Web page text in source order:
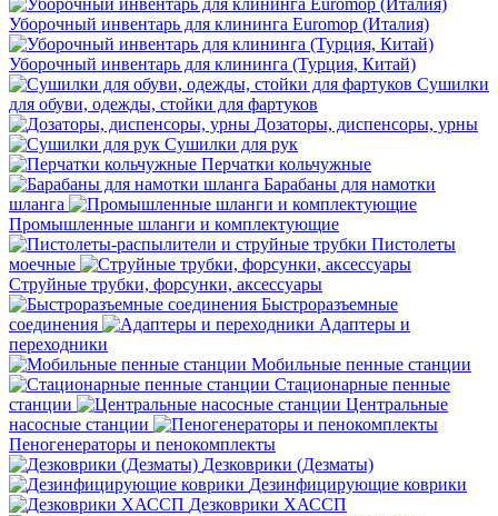
Уборочный инвентарь для клининга Euromop (Италия)
Уборочный инвентарь для клининга (Турция, Китай)
Сушилки
для обуви, одежды, стойки для фартуков
Дозаторы, диспенсоры, урны
Сушилки для рук
Перчатки кольчужные
Барабаны для намотки
шланга
Промышленные шланги и комплектующие
Пистолеты
моечные
Струйные трубки, форсунки, аксессуары
Быстроразъемные
соединения
Адаптеры и
переходники
Мобильные пенные станции
Стационарные пенные
станции
Центральные
насосные станции
Пеногенераторы и пенокомплекты
Дезковрики (Дезматы)
Дезинфицирующие коврики
Дезковрики ХАССП